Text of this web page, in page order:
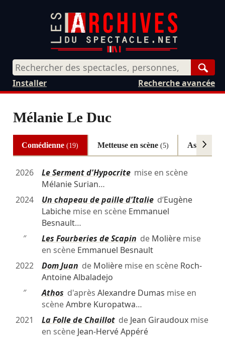
Recherche avancée
Installer
Mélanie Le Duc
Comédienne(19) Metteuse en scène (5) Assistante
2026 Le Serment d'Hypocritemise en scène
Mélanie Surian…
2024
Un chapeau de paille d'Italied’Eugène
Labichemise en scène Emmanuel
Besnault…
″
Les Fourberies de Scapin de Molièremise
en scène Emmanuel Besnault
2022
Dom Juan de Molièremise en scène Roch-
Antoine Albaladejo
″
Athos d'après Alexandre Dumas mise en
scèneAmbre Kuropatwa…
2021
La Folle de Chaillotde Jean Giraudouxmise
en scène Jean-Hervé Appéré